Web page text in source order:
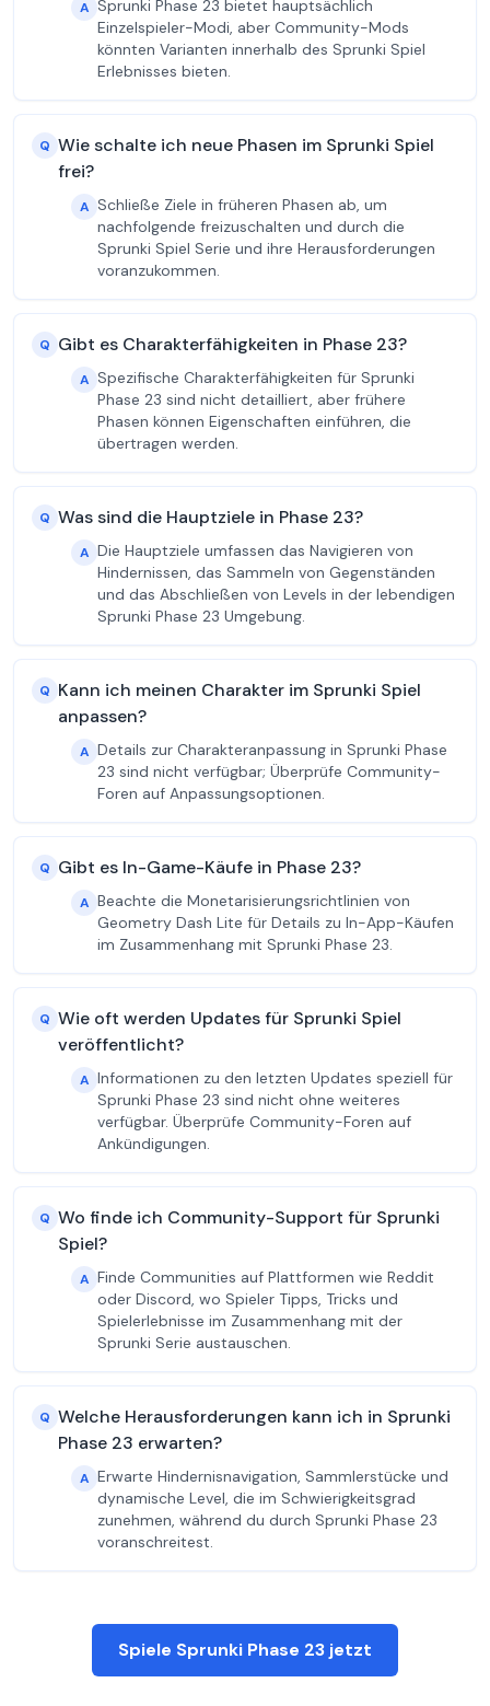
A Sprunki Phase 23 bietet hauptsächlich
Einzelspieler-Modi, aber Community-Mods
könnten Varianten innerhalb des Sprunki Spiel
Erlebnisses bieten.
Q Wie schalte ich neue Phasen im Sprunki Spiel
frei?
A Schließe Ziele in früheren Phasen ab, um
nachfolgende freizuschalten und durch die
Sprunki Spiel Serie und ihre Herausforderungen
voranzukommen.
Q Gibt es Charakterfähigkeiten in Phase 23?
A Spezifische Charakterfähigkeiten für Sprunki
Phase 23 sind nicht detailliert, aber frühere
Phasen können Eigenschaften einführen, die
übertragen werden.
Q Was sind die Hauptziele in Phase 23?
A Die Hauptziele umfassen das Navigieren von
Hindernissen, das Sammeln von Gegenständen
und das Abschließen von Levels in der lebendigen
Sprunki Phase 23 Umgebung.
Q Kann ich meinen Charakter im Sprunki Spiel
anpassen?
A Details zur Charakteranpassung in Sprunki Phase
23 sind nicht verfügbar; Überprüfe Community-
Foren auf Anpassungsoptionen.
Q Gibt es In-Game-Käufe in Phase 23?
A Beachte die Monetarisierungsrichtlinien von
Geometry Dash Lite für Details zu In-App-Käufen
im Zusammenhang mit Sprunki Phase 23.
Q Wie oft werden Updates für Sprunki Spiel
veröffentlicht?
A Informationen zu den letzten Updates speziell für
Sprunki Phase 23 sind nicht ohne weiteres
verfügbar. Überprüfe Community-Foren auf
Ankündigungen.
Q Wo finde ich Community-Support für Sprunki
Spiel?
A Finde Communities auf Plattformen wie Reddit
oder Discord, wo Spieler Tipps, Tricks und
Spielerlebnisse im Zusammenhang mit der
Sprunki Serie austauschen.
Q Welche Herausforderungen kann ich in Sprunki
Phase 23 erwarten?
A Erwarte Hindernisnavigation, Sammlerstücke und
dynamische Level, die im Schwierigkeitsgrad
zunehmen, während du durch Sprunki Phase 23
voranschreitest.
Spiele Sprunki Phase 23 jetzt